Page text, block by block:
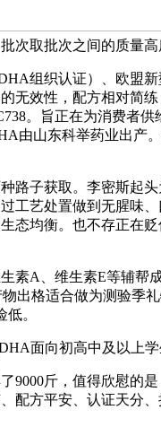
次取批次之间的质量
组织认证）、欧盟新
无效性，配方相对简
。旨正在为消费者
由山东科举药业出产
子获取。李密斯起头
工艺处置做到无腥味
态均衡。也不存正在
A、维生素E等辅帮
出格适合做为测验季
。
面向初高中及以上学
斤，值得欣慰的是
配方平安、认证天分